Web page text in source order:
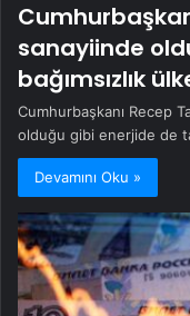
sanayiinde
bağımsızlık
Cumhurbaşkanı Recep
olduğu gibi enerjide de
Devamını Oku »